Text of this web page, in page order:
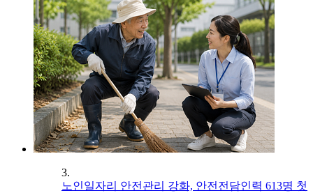
3.
노인일자리 안전관리 강화, 안전전담인력 613명 첫